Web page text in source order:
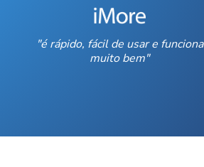
"é rápido, fácil de usar e funciona
muito bem"